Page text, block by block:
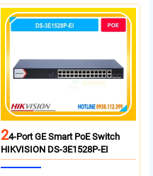
thông chuyển mạch đạt 68 Gbps
mạnh mẽ.
24-Port GE Smart PoE Switch
HIKVISION DS-3E1528P-EI